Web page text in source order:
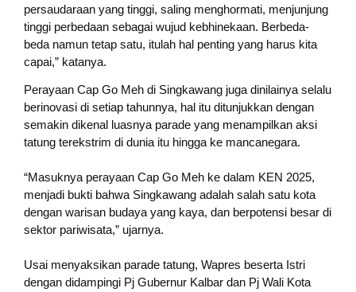
persaudaraan yang tinggi, saling menghormati, menjunjung
tinggi perbedaan sebagai wujud kebhinekaan. Berbeda-
beda namun tetap satu, itulah hal penting yang harus kita
capai,” katanya.
Perayaan Cap Go Meh di Singkawang juga dinilainya selalu
berinovasi di setiap tahunnya, hal itu ditunjukkan dengan
semakin dikenal luasnya parade yang menampilkan aksi
tatung terekstrim di dunia itu hingga ke mancanegara.
“Masuknya perayaan Cap Go Meh ke dalam KEN 2025,
menjadi bukti bahwa Singkawang adalah salah satu kota
dengan warisan budaya yang kaya, dan berpotensi besar di
sektor pariwisata,” ujarnya.
Usai menyaksikan parade tatung, Wapres beserta Istri
dengan didampingi Pj Gubernur Kalbar dan Pj Wali Kota